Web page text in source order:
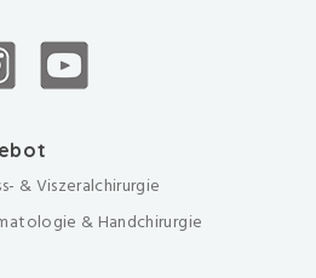
& Viszeralchirurgie
& Handchirurgie